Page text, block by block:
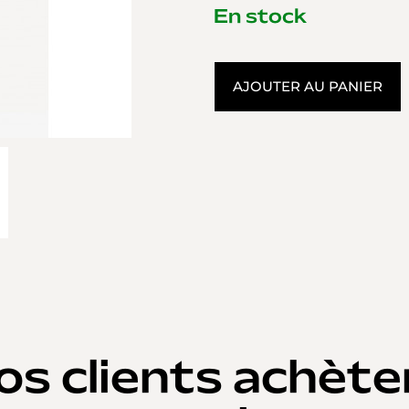
En stock
AJOUTER AU PANIER
clients